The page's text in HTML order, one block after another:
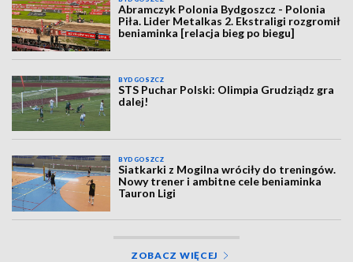
Abramczyk Polonia Bydgoszcz - Polonia
Piła. Lider Metalkas 2. Ekstraligi rozgromił
beniaminka [relacja bieg po biegu]
BYDGOSZCZ
STS Puchar Polski: Olimpia Grudziądz gra
dalej!
BYDGOSZCZ
Siatkarki z Mogilna wróciły do treningów.
Nowy trener i ambitne cele beniaminka
Tauron Ligi
ZOBACZ WIĘCEJ